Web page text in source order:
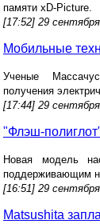
памяти xD-Picture.
[17:52] 29
Мобильные
Ученые
получения
[17:44] 29
"Флэш-полиглот"
Новая модель
поддерживающим
[16:51] 29
Matsushita